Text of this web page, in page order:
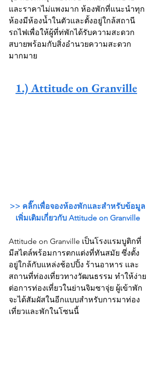
และราคาไม่แพงมาก ห้องพักที่แนะนำทุก
ห้องมีห้องน้ำในตัวและตั้งอยู่ใกล้สถานี
รถไฟเพื่อให้ผู้ที่ท่พักได้รับความสะดวก
สบายพร้อมกับสิ่งอำนวยความสะดวก
มากมาย
1.) Attitude on Granville
>> คลิ๊กเพื่อจองห้องพักและสำหรับข้อมูล
เพิ่มเติมเกี่ยวกับ Attitude on Granville
Attitude on Granville เป็นโรงแรมบูติกที่
มีสไตล์พร้อมการตกแต่งที่ทันสมัย ซึ่งตั้ง
อยู่ใกล้กับแหล่งช้อปปิ้ง ร้านอาหาร และ
สถานที่ท่องเที่ยวทางวัฒนธรรม ทำให้ง่าย
ต่อการท่องเที่ยวในย่านจิมซาจุ่ย ผู้เข้าพัก
จะได้สัมผัสในอีกแบบสำหรับการมาท่อง
เที่ยวและพักในโซนนี้